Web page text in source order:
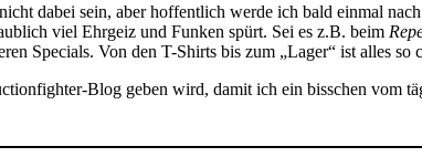
dabei sein, aber hoffentlich werde ich bald einmal
viel Ehrgeiz und Funken spürt. Sei es z.B. beim
Specials. Von den T-Shirts bis zum „Lager“ ist alles so
Blog geben wird, damit ich ein bisschen vom